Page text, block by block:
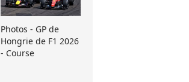
Photos - GP de
Hongrie de F1 2026
- Course